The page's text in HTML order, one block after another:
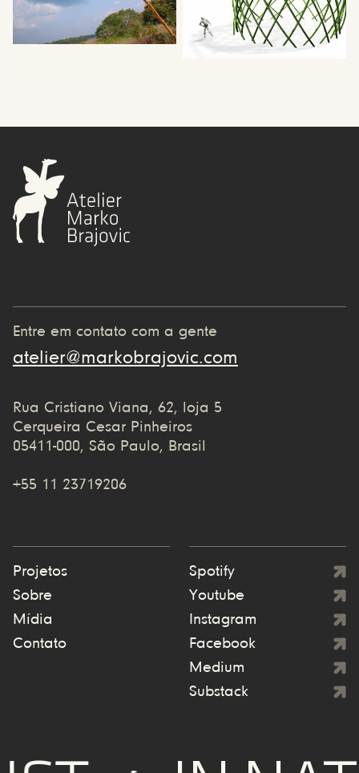
Entre em contato com a gente
atelier@markobrajovic.com
Rua Cristiano Viana, 62, loja 5
Cerqueira Cesar Pinheiros
05411-000, São Paulo, Brasil
+55 11 23719206
Projetos
Sobre
Mídia
Contato
Spotify
Youtube
Instagram
Facebook
Medium
Substack